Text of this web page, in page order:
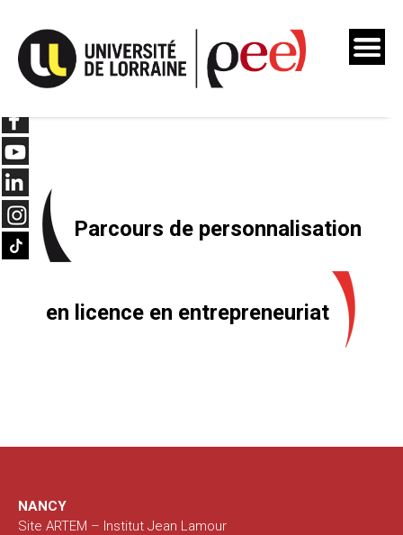
content
Parcours de personnalisation
en licence en entrepreneuriat
NANCY
Site ARTEM – Institut Jean Lamour